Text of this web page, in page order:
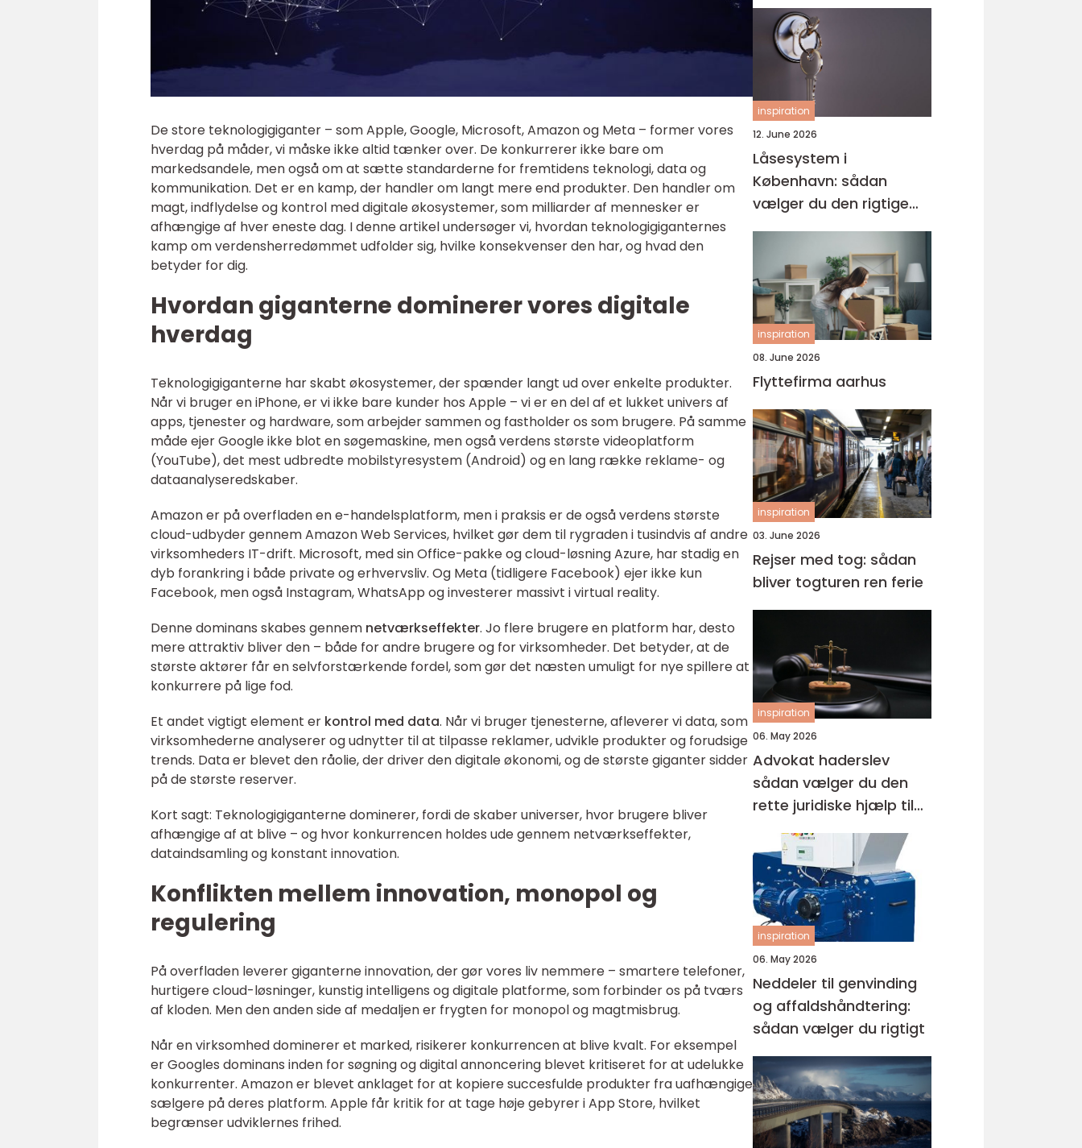
De store teknologigiganter – som Apple, Google, Microsoft, Amazon og Meta – former vores
hverdag på måder, vi måske ikke altid tænker over. De konkurrerer ikke bare om
markedsandele, men også om at sætte standarderne for fremtidens teknologi, data og
kommunikation. Det er en kamp, der handler om langt mere end produkter. Den handler om
magt, indflydelse og kontrol med digitale økosystemer, som milliarder af mennesker er
afhængige af hver eneste dag. I denne artikel undersøger vi, hvordan teknologigiganternes
kamp om verdensherredømmet udfolder sig, hvilke konsekvenser den har, og hvad den
betyder for dig.
Hvordan giganterne dominerer vores digitale
hverdag
Teknologigiganterne har skabt økosystemer, der spænder langt ud over enkelte produkter.
Når vi bruger en iPhone, er vi ikke bare kunder hos Apple – vi er en del af et lukket univers af
apps, tjenester og hardware, som arbejder sammen og fastholder os som brugere. På samme
måde ejer Google ikke blot en søgemaskine, men også verdens største videoplatform
(YouTube), det mest udbredte mobilstyresystem (Android) og en lang række reklame- og
dataanalyseredskaber.
Amazon er på overfladen en e-handelsplatform, men i praksis er de også verdens største
cloud-udbyder gennem Amazon Web Services, hvilket gør dem til rygraden i tusindvis af andre
virksomheders IT-drift. Microsoft, med sin Office-pakke og cloud-løsning Azure, har stadig en
dyb forankring i både private og erhvervsliv. Og Meta (tidligere Facebook) ejer ikke kun
Facebook, men også Instagram, WhatsApp og investerer massivt i virtual reality.
Denne dominans skabes gennem netværkseffekter. Jo flere brugere en platform har, desto
mere attraktiv bliver den – både for andre brugere og for virksomheder. Det betyder, at de
største aktører får en selvforstærkende fordel, som gør det næsten umuligt for nye spillere at
konkurrere på lige fod.
Et andet vigtigt element er kontrol med data. Når vi bruger tjenesterne, afleverer vi data, som
virksomhederne analyserer og udnytter til at tilpasse reklamer, udvikle produkter og forudsige
trends. Data er blevet den råolie, der driver den digitale økonomi, og de største giganter sidder
på de største reserver.
Kort sagt: Teknologigiganterne dominerer, fordi de skaber universer, hvor brugere bliver
afhængige af at blive – og hvor konkurrencen holdes ude gennem netværkseffekter,
dataindsamling og konstant innovation.
Konflikten mellem innovation, monopol og
regulering
På overfladen leverer giganterne innovation, der gør vores liv nemmere – smartere telefoner,
hurtigere cloud-løsninger, kunstig intelligens og digitale platforme, som forbinder os på tværs
af kloden. Men den anden side af medaljen er frygten for monopol og magtmisbrug.
Når en virksomhed dominerer et marked, risikerer konkurrencen at blive kvalt. For eksempel
er Googles dominans inden for søgning og digital annoncering blevet kritiseret for at udelukke
konkurrenter. Amazon er blevet anklaget for at kopiere succesfulde produkter fra uafhængige
sælgere på deres platform. Apple får kritik for at tage høje gebyrer i App Store, hvilket
begrænser udviklernes frihed.
inspiration
12. June 2026
Låsesystem i
København: sådan
vælger du den rigtige
løsning
inspiration
08. June 2026
Flyttefirma aarhus
inspiration
03. June 2026
Rejser med tog: sådan
bliver togturen ren ferie
inspiration
06. May 2026
Advokat haderslev
sådan vælger du den
rette juridiske hjælp til
familien
inspiration
06. May 2026
Neddeler til genvinding
og affaldshåndtering:
sådan vælger du rigtigt